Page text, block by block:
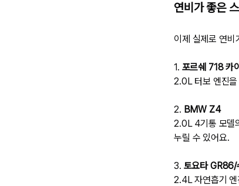
연비가 좋은
이제 실제로 연비
1. 포르쉐 718 카
2.0L 터보 엔진
2. BMW Z4
2.0L 4기통 모델
누릴 수 있어요.
3. 토요타
2.4L 자연흡기 엔